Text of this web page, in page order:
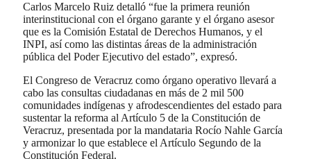
Carlos Marcelo Ruiz detalló “fue la primera reunión
interinstitucional con el órgano garante y el órgano asesor
que es la Comisión Estatal de Derechos Humanos, y el
INPI, así como las distintas áreas de la administración
pública del Poder Ejecutivo del estado”, expresó.
El Congreso de Veracruz como órgano operativo llevará a
cabo las consultas ciudadanas en más de 2 mil 500
comunidades indígenas y afrodescendientes del estado para
sustentar la reforma al Artículo 5 de la Constitución de
Veracruz, presentada por la mandataria Rocío Nahle García
y armonizar lo que establece el Artículo Segundo de la
Constitución Federal.